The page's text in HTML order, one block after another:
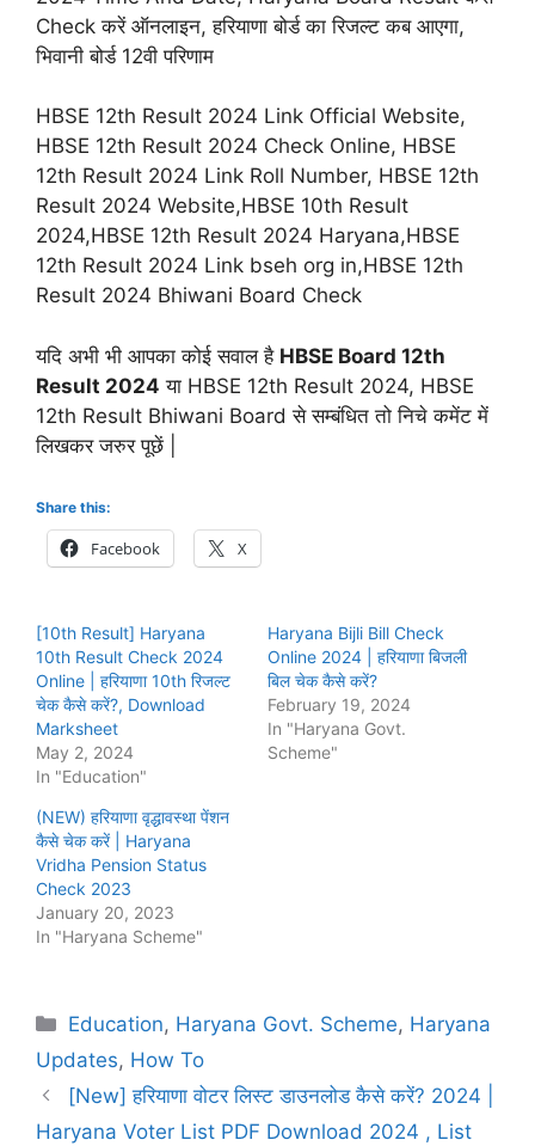
Check करें ऑनलाइन, हरियाणा बोर्ड का रिजल्ट कब आएगा,
भिवानी बोर्ड 12वी परिणाम
HBSE 12th Result 2024 Link Official Website,
HBSE 12th Result 2024 Check Online, HBSE
12th Result 2024 Link Roll Number, HBSE 12th
Result 2024 Website,HBSE 10th Result
2024,HBSE 12th Result 2024 Haryana,HBSE
12th Result 2024 Link bseh org in,HBSE 12th
Result 2024 Bhiwani Board Check
यदि अभी भी आपका कोई सवाल है HBSE Board 12th
Result 2024 या HBSE 12th Result 2024, HBSE
12th Result Bhiwani Board से सम्बंधित तो निचे कमेंट में
लिखकर जरुर पूछें |
Share this:
Facebook X
[10th Result] Haryana
10th Result Check 2024
Online | हरियाणा 10th रिजल्ट
चेक कैसे करें?, Download
Marksheet
May 2, 2024
In "Education"
Haryana Bijli Bill Check
Online 2024 | हरियाणा बिजली
बिल चेक कैसे करें?
February 19, 2024
In "Haryana Govt.
Scheme"
(NEW) हरियाणा वृद्धावस्था पेंशन
कैसे चेक करें | Haryana
Vridha Pension Status
Check 2023
January 20, 2023
In "Haryana Scheme"
Categories
Education, Haryana Govt. Scheme, Haryana
Updates, How To
[New] हरियाणा वोटर लिस्ट डाउनलोड कैसे करें? 2024 |
Haryana Voter List PDF Download 2024 , List